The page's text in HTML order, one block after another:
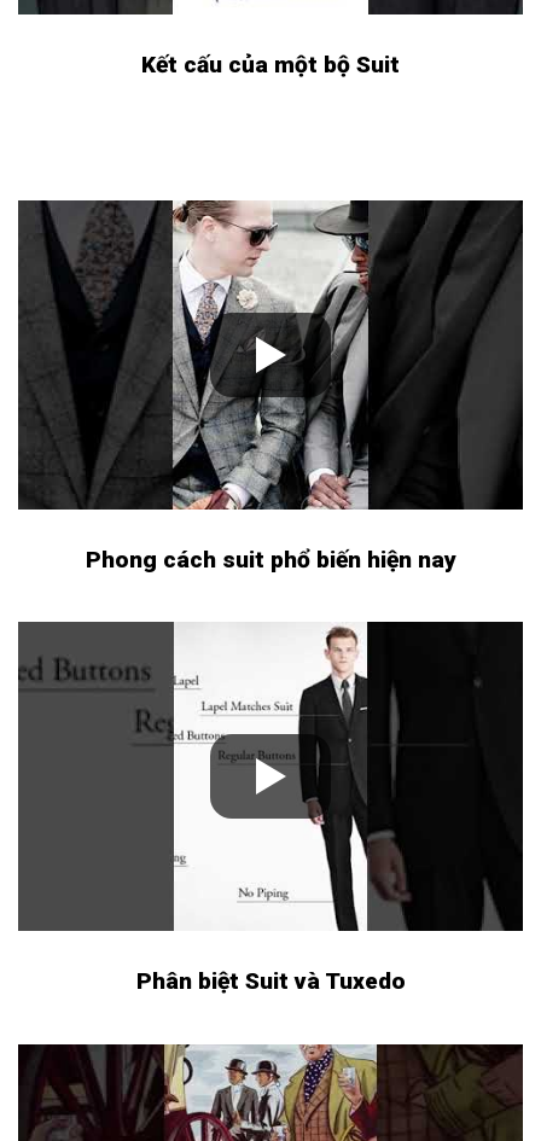
Kết cấu của một bộ Suit
Phong cách suit phổ biến hiện nay
Phân biệt Suit và Tuxedo